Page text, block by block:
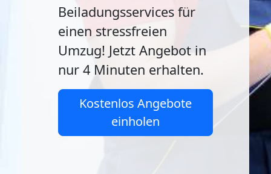
Beiladungsservices für
einen stressfreien
Umzug! Jetzt Angebot in
nur 4 Minuten erhalten.
Kostenlos Angebote
einholen